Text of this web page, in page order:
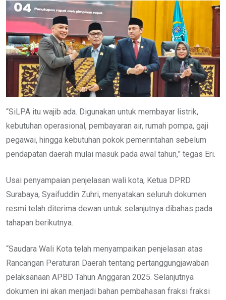
“SiLPA itu wajib ada. Digunakan untuk membayar listrik,
kebutuhan operasional, pembayaran air, rumah pompa, gaji
pegawai, hingga kebutuhan pokok pemerintahan sebelum
pendapatan daerah mulai masuk pada awal tahun,” tegas Eri.
Usai penyampaian penjelasan wali kota, Ketua DPRD
Surabaya, Syaifuddin Zuhri, menyatakan seluruh dokumen
resmi telah diterima dewan untuk selanjutnya dibahas pada
tahapan berikutnya.
“Saudara Wali Kota telah menyampaikan penjelasan atas
Rancangan Peraturan Daerah tentang pertanggungjawaban
pelaksanaan APBD Tahun Anggaran 2025. Selanjutnya
dokumen ini akan menjadi bahan pembahasan fraksi fraksi